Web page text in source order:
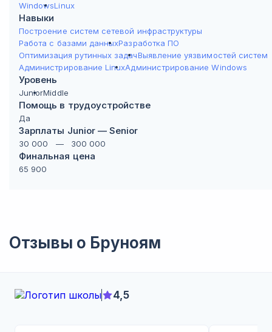
WindowsLinux
Навыки
Построение систем сетевой инфраструктуры
Работа с базами данныхРазработка ПО
Оптимизация рутинных задачВыявление уязвимостей систем
Администрирование LinuxАдминистрирование Windows
Уровень
JuniorMiddle
Помощь в трудоустройстве
Да
Зарплаты Junior — Senior
30 000 — 300 000
Финальная цена
65 900
Отзывы о Бруноям
4,5